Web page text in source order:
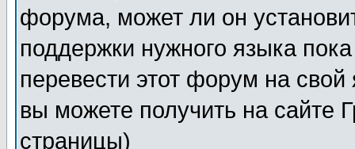
форума, может ли он
поддержки нужного языка
перевести этот форум на
вы можете получить на сайте
страницы)